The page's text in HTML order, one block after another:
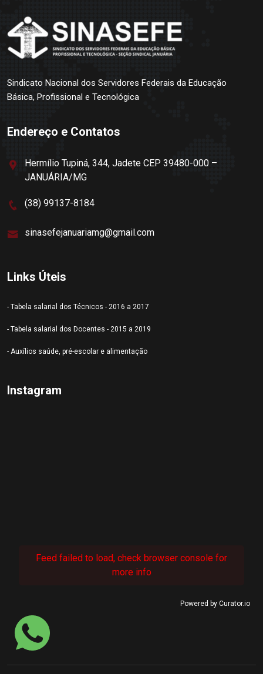
Sindicato Nacional dos Servidores Federais da Educação
Básica, Profissional e Tecnológica
Endereço e Contatos
Hermílio Tupiná, 344, Jadete CEP 39480-000 –
JANUÁRIA/MG
(38) 99137-8184
sinasefejanuariamg@gmail.com
Links Úteis
- Tabela salarial dos Técnicos - 2016 a 2017
- Tabela salarial dos Docentes - 2015 a 2019
- Auxílios saúde, pré-escolar e alimentação
Instagram
Feed failed to load, check browser console for
more info
Powered by Curator.io